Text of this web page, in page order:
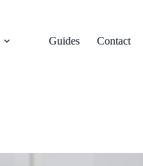
Guides Contact